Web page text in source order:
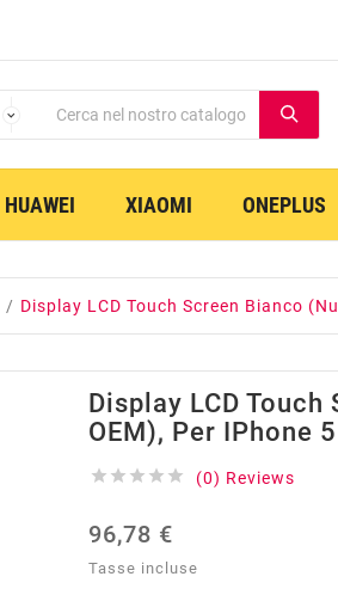
HUAWEI XIAOMI ONEPLUS
Display LCD Touch Screen Bianco
Display LCD
OEM), Per IPhone 5
     (0) Reviews
96,78 €
Tasse incluse